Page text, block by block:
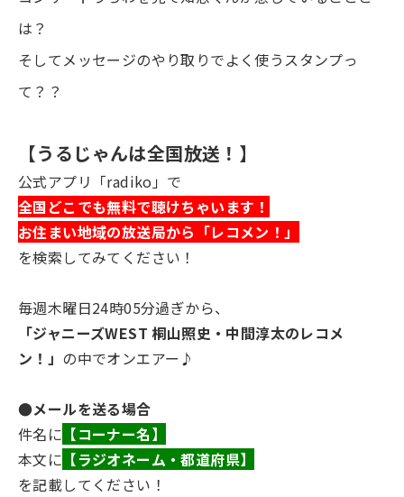
は？
そしてメッセージのやり取りでよく使うスタンプっ
て？？
【うるじゃんは全国放送！】
公式アプリ「radiko」で
全国どこでも無料で聴けちゃいます！
お住まい地域の放送局から「レコメン！」
を検索してみてください！
毎週木曜日24時05分過ぎから、
「ジャニーズWEST 桐山照史・中間淳太のレコメ
ン！」 の中でオンエアー♪
●メールを送る場合
件名に 【コーナー名】
本文に 【ラジオネーム・都道府県】
を記載してください！